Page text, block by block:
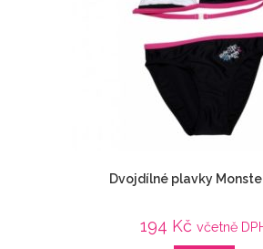
Dvojdílné plavky
194 Kč včetně